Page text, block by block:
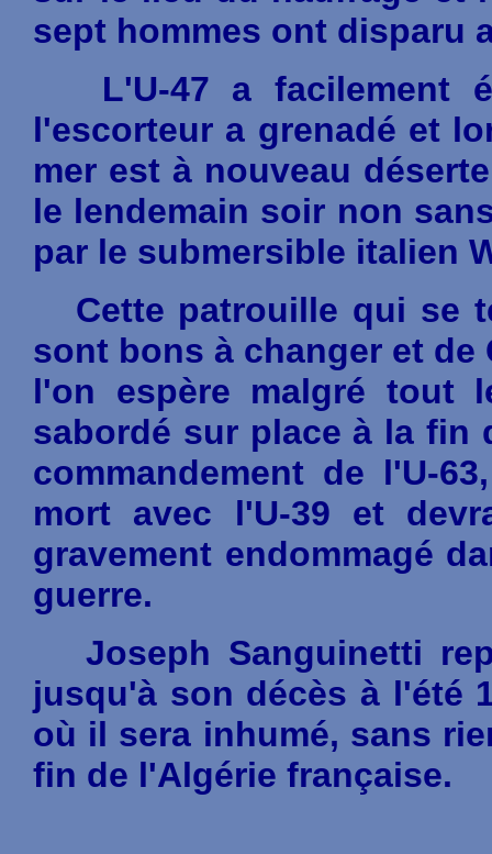
sept hommes ont disparu
L'U-47 a facilement
l'escorteur a grenadé et
mer est à nouveau
le lendemain soir non
par le submersible italien
Cette patrouille qui se
sont bons à changer et
l'on espère malgré tout
sabordé sur place à la fin
commandement de l'U-
mort avec l'U-39 et
gravement endommagé
guerre.
Joseph Sanguinetti
jusqu'à son décès à l'été
où il sera inhumé, sans
fin de l'Algérie française.